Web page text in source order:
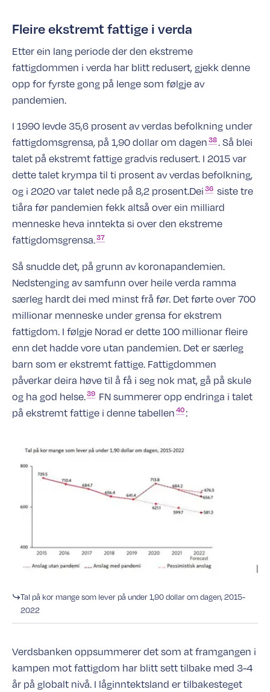
Fleire ekstremt fattige i verda
Etter ein lang periode der den ekstreme
fattigdommen i verda har blitt redusert, gjekk denne
opp for fyrste gong på lenge som følgje av
pandemien.
I 1990 levde 35,6 prosent av verdas befolkning under
fattigdomsgrensa, på 1,90 dollar om dagen 38. Så blei
talet på ekstremt fattige gradvis redusert. I 2015 var
dette talet krympa til ti prosent av verdas befolkning,
og i 2020 var talet nede på 8,2 prosent.Dei 36 siste tre
tiåra før pandemien fekk altså over ein milliard
menneske heva inntekta si over den ekstreme
fattigdomsgrensa.37
Så snudde det, på grunn av koronapandemien.
Nedstenging av samfunn over heile verda ramma
særleg hardt dei med minst frå før. Det førte over 700
millionar menneske under grensa for ekstrem
fattigdom. I følgje Norad er dette 100 millionar fleire
enn det hadde vore utan pandemien. Det er særleg
barn som er ekstremt fattige. Fattigdommen
påverkar deira høve til å få i seg nok mat, gå på skule
og ha god helse.39 FN summerer opp endringa i talet
på ekstremt fattige i denne tabellen 40 :
Tal på kor mange som lever på under 1,90 dollar om dagen, 2015-
2022
Verdsbanken oppsummerer det som at framgangen i
kampen mot fattigdom har blitt sett tilbake med 3-4
år på globalt nivå. I låginntektsland er tilbakesteget